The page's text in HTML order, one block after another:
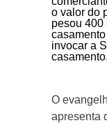
o valor do
pesou 400
invocar a
casamento.
O
apresenta